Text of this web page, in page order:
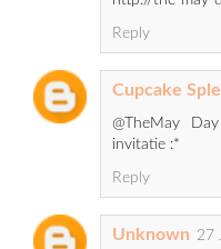
Reply
Cupcake
@TheMay
invitatie :*
Reply
Unknown 27